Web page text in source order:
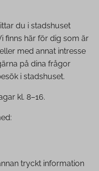
du i stadshuset
finns här för dig som är
med annat intresse
på dina frågor
i stadshuset.
kl. 8–16.
tryckt information